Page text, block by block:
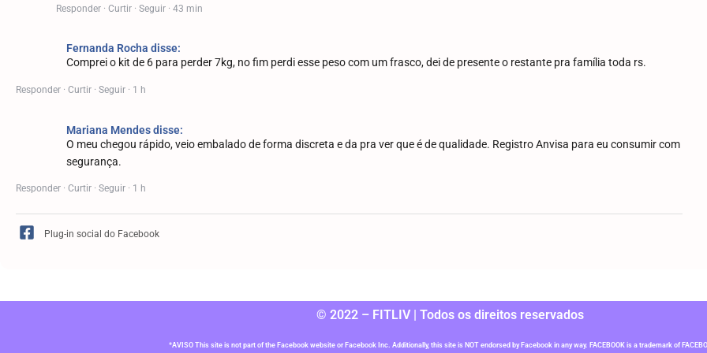
Responder · Curtir · Seguir · 43 min
Fernanda Rocha disse:
Comprei o kit de 6 para perder 7kg, no fim perdi esse peso com um frasco, dei de presente o restante pra família toda rs.
Responder · Curtir · Seguir · 1 h
Mariana Mendes disse:
O meu chegou rápido, veio embalado de forma discreta e da pra ver que é de qualidade. Registro Anvisa para eu consumir com
segurança.
Responder · Curtir · Seguir · 1 h
Plug-in social do Facebook
© 2022 – FITLIV | Todos os direitos reservados
*AVISO This site is not part of the Facebook website or Facebook Inc. Additionally, this site is NOT endorsed by Facebook in any way. FACEBOOK is a trademark of